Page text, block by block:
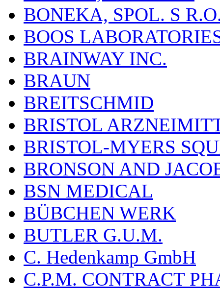
BONEKA, SPOL. S
BOOS
BRAINWAY INC.
BRAUN
BREITSCHMID
BRISTOL
BRISTOL-MYERS
BRONSON AND
BSN MEDICAL
BÜBCHEN WERK
BUTLER G.U.M.
C. Hedenkamp GmbH
C.P.M. CONTRACT